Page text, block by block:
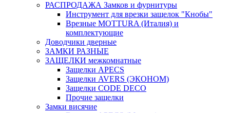
РАСПРОДАЖА Замков и фурнитуры
Инструмент для врезки защелок "Кнобы"
Врезные MOTTURA (Италия) и
комплектующие
Доводчики дверные
ЗАМКИ РАЗНЫЕ
ЗАЩЕЛКИ межкомнатные
Защелки APECS
Защелки AVERS (ЭКОНОМ)
Защелки CODE DECO
Прочие защелки
Замки висячие